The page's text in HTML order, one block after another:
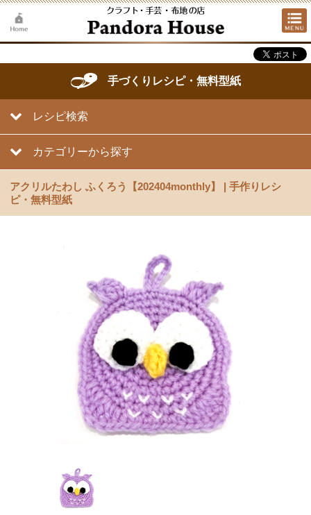
手づくりレシピ・無料型紙
レシピ検索
カテゴリーから探す
アクリルたわし ふくろう【202404monthly】 | 手作りレシ
ピ・無料型紙